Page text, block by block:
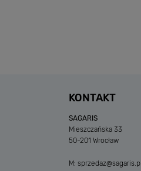
KONTAKT
SAGARIS
Mieszczańska 33
50-201 Wrocław
M: sprzedaz@sagaris.pl